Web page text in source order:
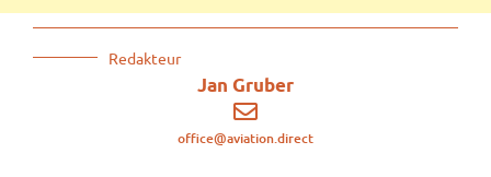
Redakteur
Jan Gruber
office@aviation.direct